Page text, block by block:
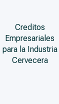
Creditos
Empresariales
para la Industria
Cervecera